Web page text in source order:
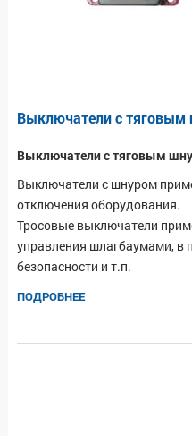
Выключатели с тяговым
Выключатели с тяговым
Выключатели с шнуром
отключения оборудования.
Тросовые выключатели
управления шлагбаумами,
безопасности и т.п.
ПОДРОБНЕЕ